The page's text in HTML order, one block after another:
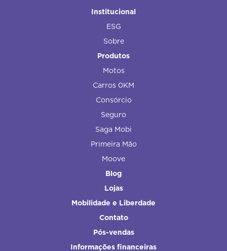
Institucional
ESG
Sobre
Produtos
Motos
Carros 0KM
Consórcio
Seguro
Saga Mobi
Primeira Mão
Moove
Blog
Lojas
Mobilidade e Liberdade
Contato
Pós-vendas
Informações financeiras